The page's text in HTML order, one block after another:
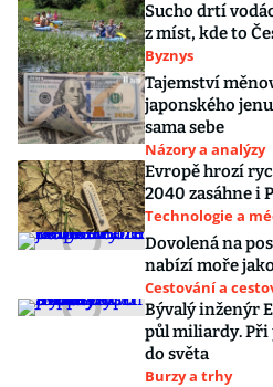
Sucho drtí
z míst, kde to
Byznys
Tajemství
japonského
sama sebe
Názory a analýzy
Evropě hrozí
2040 zasáhne i
Technologie a
Dovolená na
nabízí moře
Cestování a
Bývalý inženýr
půl miliardy.
do světa
Burzy a trhy